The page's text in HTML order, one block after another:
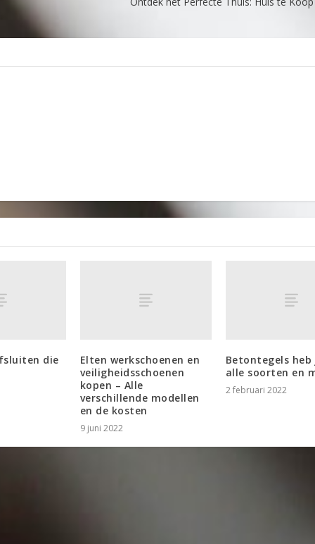
die
Elten werkschoenen en
veiligheidsschoenen
kopen – Alle
verschillende modellen
en de kosten
9 juni 2022
Betontegels heb
alle soorten en
2 februari 2022